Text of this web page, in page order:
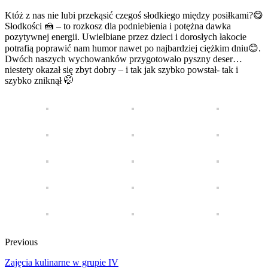
Któż z nas nie lubi przekąsić czegoś słodkiego między posiłkami?😋
Słodkości 🍰 – to rozkosz dla podniebienia i potężna dawka
pozytywnej energii. Uwielbiane przez dzieci i dorosłych łakocie
potrafią poprawić nam humor nawet po najbardziej ciężkim dniu😊.
Dwóch naszych wychowanków przygotowało pyszny deser…
niestety okazał się zbyt dobry – i tak jak szybko powstał- tak i
szybko zniknął 🤭
Previous
Zajęcia kulinarne w grupie IV